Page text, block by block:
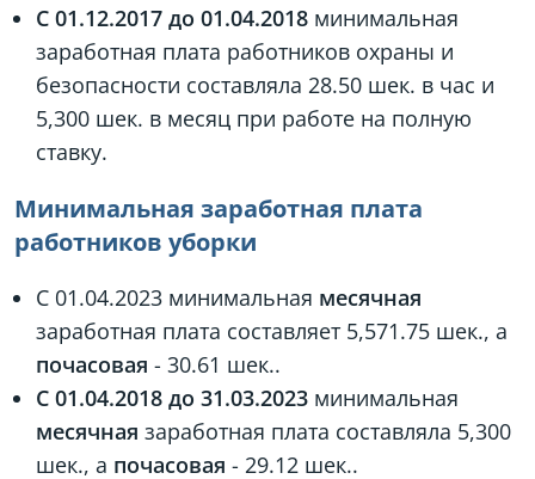
С 01.12.2017 до 01.04.2018 минимальная
заработная плата работников охраны и
безопасности составляла 28.50 шек. в час и
5,300 шек. в месяц при работе на полную
ставку.
Минимальная заработная плата
работников уборки
С 01.04.2023 минимальная месячная
заработная плата составляет 5,571.75 шек., а
почасовая - 30.61 шек..
С 01.04.2018 до 31.03.2023 минимальная
месячная заработная плата составляла 5,300
шек., а почасовая - 29.12 шек..